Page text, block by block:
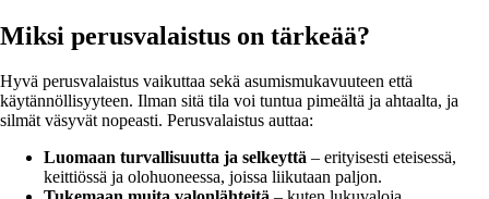
Miksi perusvalaistus on tärkeää?
Hyvä perusvalaistus vaikuttaa sekä asumismukavuuteen että
käytännöllisyyteen. Ilman sitä tila voi tuntua pimeältä ja ahtaalta, ja
silmät väsyvät nopeasti. Perusvalaistus auttaa:
Luomaan turvallisuutta ja selkeyttä – erityisesti eteisessä,
keittiössä ja olohuoneessa, joissa liikutaan paljon.